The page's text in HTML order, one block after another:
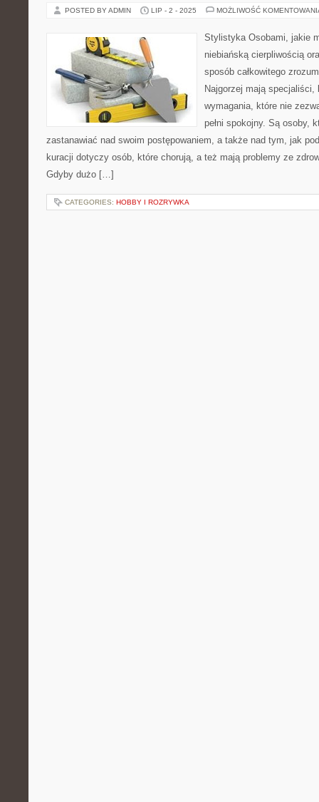
POSTED BY ADMIN LIP - 2 - 2025 MOŻLIWOŚĆ
Stylistyka Osobami, jakie
niebiańską cierpliwością
sposób całkowitego
Najgorzej mają
wymagania, które nie
pełni spokojny. Są osoby,
zastanawiać nad swoim postępowaniem, a także nad tym, jak
kuracji dotyczy osób, które chorują, a też mają problemy ze
Gdyby dużo […]
CATEGORIES: HOBBY I ROZRYWKA